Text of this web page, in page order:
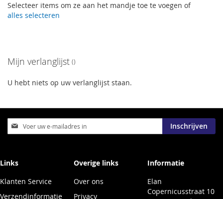
Selecteer items om ze aan het mandje toe te voegen of
alles selecteren
Mijn verlanglijst
U hebt niets op uw verlanglijst staan.
Abonneer
u
nieuwsbrief
Inschrijven
Links
Klanten Service
Verzendinformatie
Overige links
Over ons
Privacy
Informatie
Elan
Copernicusstraat 10